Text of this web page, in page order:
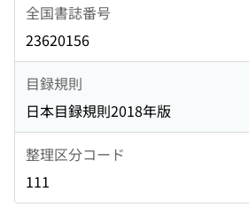
全国書誌番号
23620156
目録規則
日本目録規則2018年版
整理区分コード
111